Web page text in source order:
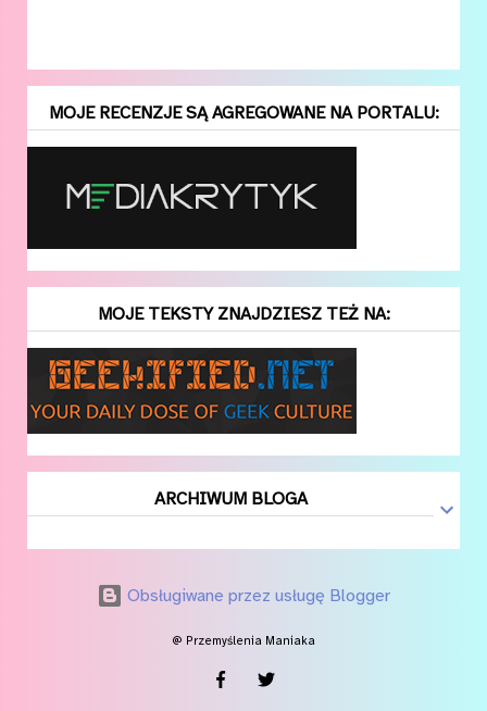
MOJE RECENZJE SĄ AGREGOWANE NA PORTALU:
MOJE TEKSTY ZNAJDZIESZ TEŻ NA:
ARCHIWUM BLOGA
Obsługiwane przez usługę Blogger
@ Przemyślenia Maniaka